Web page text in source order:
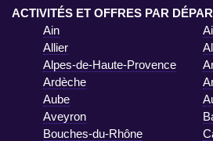
ACTIVITÉS ET OFFRES PAR
Ain
Allier
Alpes-de-Haute-Provence
Ardèche
Aube
Aveyron
Bouches-du-Rhône